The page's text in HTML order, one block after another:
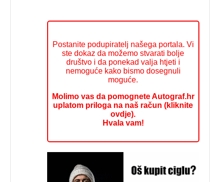
Postanite podupiratelj našega portala. Vi
ste dokaz da možemo stvarati bolje
društvo i da ponekad valja htjeti i
nemoguće kako bismo dosegnuli
moguće.
Molimo vas da pomognete Autograf.hr
uplatom priloga na naš račun (kliknite
ovdje).
Hvala vam!